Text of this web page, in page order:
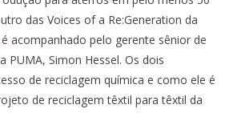
das Voices of a Re:Generation da
é acompanhado pelo gerente sênior de
PUMA, Simon Hessel. Os dois
de reciclagem química e como ele é
de reciclagem têxtil para têxtil da